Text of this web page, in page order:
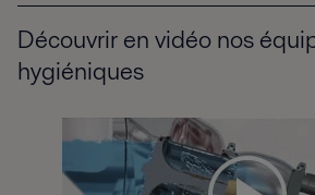
Découvrir en vidéo nos
hygiéniques